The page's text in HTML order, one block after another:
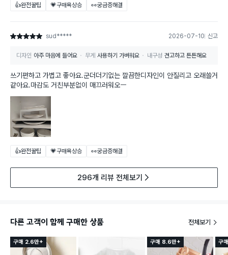
👍완전꿀팁 💗구매욕상승 👀궁금증해결
별점 5점 sud***** 2026-07-10 신고
디자인 아주 마음에 들어요 무게 사용하기 가벼워요 내구성 견고하고 튼튼해요
쓰기편하고 가볍고 좋아요.군더더기없는 깔끔한디자인이 안질리고 오래쓸거
같아요.마감도 거친부분없이 매끄러워오ㅡ
👍완전꿀팁 💗구매욕상승 👀궁금증해결
296개 리뷰 전체보기
다른 고객이 함께 구매한 상품 전체보기
구매 2.6만+ 구매 8.6만+ 구